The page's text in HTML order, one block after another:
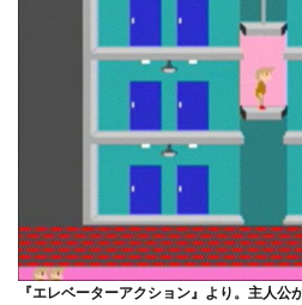
『エレベーターアクション』より。主人